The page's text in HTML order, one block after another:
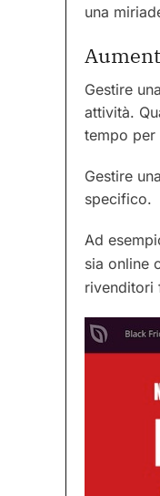
una
Gestire
attività.
tempo
Gestire
specifico.
Ad
sia online
rivenditori